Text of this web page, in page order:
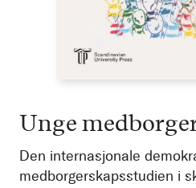
Unge
Den internasjonale
medborgerskapsstudien i